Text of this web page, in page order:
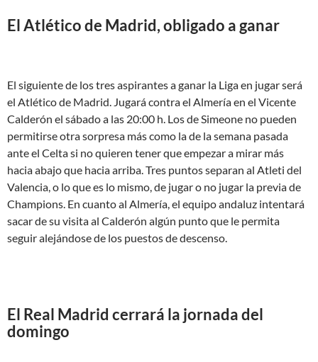
El Atlético de Madrid, obligado a ganar
El siguiente de los tres aspirantes a ganar la Liga en jugar será
el Atlético de Madrid. Jugará contra el Almería en el Vicente
Calderón el sábado a las 20:00 h. Los de Simeone no pueden
permitirse otra sorpresa más como la de la semana pasada
ante el Celta si no quieren tener que empezar a mirar más
hacia abajo que hacia arriba. Tres puntos separan al Atleti del
Valencia, o lo que es lo mismo, de jugar o no jugar la previa de
Champions. En cuanto al Almería, el equipo andaluz intentará
sacar de su visita al Calderón algún punto que le permita
seguir alejándose de los puestos de descenso.
El Real Madrid cerrará la jornada del
domingo